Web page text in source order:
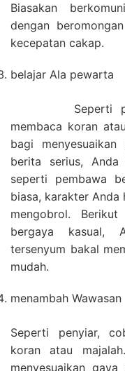
Biasakan
dengan
kecepatan cakap.
belajar Ala pewarta
Seperti
membaca koran
bagi
berita serius, Anda
seperti pembawa
biasa, karakter Anda
mengobrol.
bergaya kasual,
tersenyum bakal
mudah.
menambah Wawasan
Seperti penyiar,
koran atau
menyesuaikan